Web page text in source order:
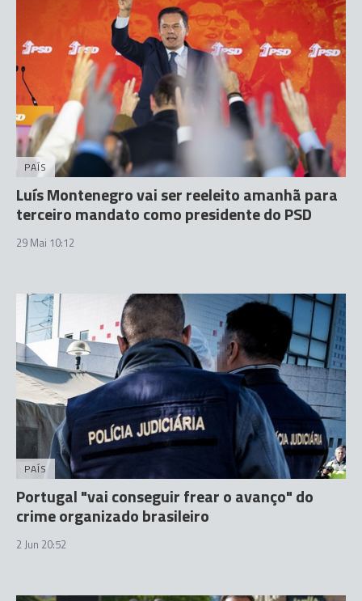
PAÍS
Luís Montenegro vai ser reeleito amanhã para
terceiro mandato como presidente do PSD
29 Mai 10:12
PAÍS
Portugal "vai conseguir frear o avanço" do
crime organizado brasileiro
2 Jun 20:52